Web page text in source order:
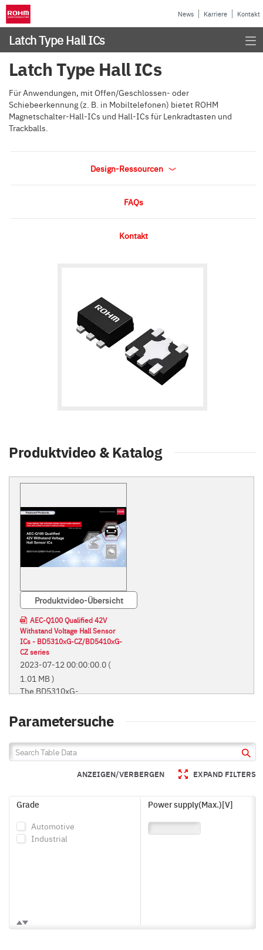
News Karriere Kontakt
Latch Type Hall ICs
Latch Type Hall ICs
Für Anwendungen, mit Offen/Geschlossen- oder
Schiebeerkennung (z. B. in Mobiltelefonen) bietet ROHM
Magnetschalter-Hall-ICs und Hall-ICs für Lenkradtasten und
Trackballs.
Design-Ressourcen
FAQs
Kontakt
Produktvideo & Katalog
Produktvideo-Übersicht
AEC-Q100 Qualified 42V
Withstand Voltage Hall Sensor
ICs - BD5310xG-CZ/BD5410xG-
CZ series
2023-07-12 00:00:00.0 (
1.01 MB )
The BD5310xG-
withstand voltage Hall
offered: unipolar and latch
detection, in a variety of
sensitivity options that allow
users to select the ideal
Parametersuche
ANZEIGEN/VERBERGEN EXPAND FILTERS
Grade
Automotive
Industrial
Power supply(Max.)[V]